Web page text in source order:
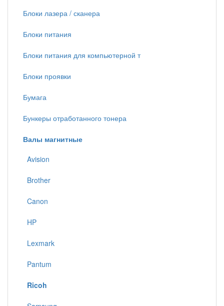
Блоки лазера / сканера
Блоки питания
Блоки питания для компьютерной т
Блоки проявки
Бумага
Бункеры отработанного тонера
Валы магнитные
Avision
Brother
Canon
HP
Lexmark
Pantum
Ricoh